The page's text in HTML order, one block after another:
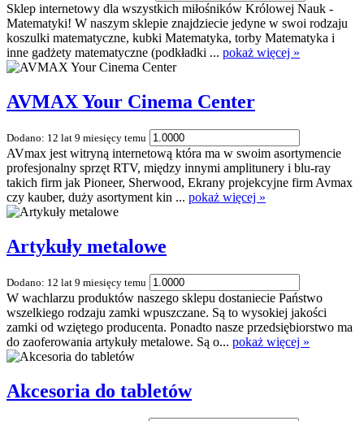
Sklep internetowy dla wszystkich miłośników Królowej Nauk -
Matematyki! W naszym sklepie znajdziecie jedyne w swoi rodzaju
koszulki matematyczne, kubki Matematyka, torby Matematyka i
inne gadżety matematyczne (podkładki ... pokaż więcej »
AVMAX Your Cinema Center
Dodano: 12 lat 9 miesięcy temu
AVmax jest witryną internetową która ma w swoim asortymencie
profesjonalny sprzęt RTV, między innymi amplitunery i blu-ray
takich firm jak Pioneer, Sherwood, Ekrany projekcyjne firm Avmax
czy kauber, duży asortyment kin ... pokaż więcej »
Artykuły metalowe
Dodano: 12 lat 9 miesięcy temu
W wachlarzu produktów naszego sklepu dostaniecie Państwo
wszelkiego rodzaju zamki wpuszczane. Są to wysokiej jakości
zamki od wziętego producenta. Ponadto nasze przedsiębiorstwo ma
do zaoferowania artykuły metalowe. Są o... pokaż więcej »
Akcesoria do tabletów